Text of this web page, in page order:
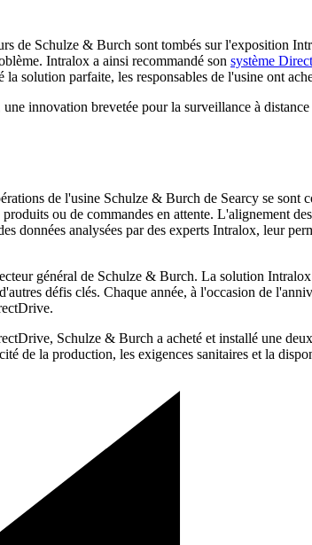
de Schulze & Burch sont tombés sur l'exposition
Intralox a ainsi recommandé son système
solution parfaite, les responsables de l'usine ont
une innovation brevetée pour la surveillance à
de l'usine Schulze & Burch de Searcy se sont
ou de commandes en attente. L'alignement
données analysées par des experts Intralox, leur
général de Schulze & Burch. La solution
défis clés. Chaque année, à l'occasion de
Schulze & Burch a acheté et installé une
de la production, les exigences sanitaires et la